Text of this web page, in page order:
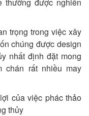
trọng trong việc xây
chúng được design
nhất định đặt mong
chán rất nhiều may
của việc phác thảo
thủy